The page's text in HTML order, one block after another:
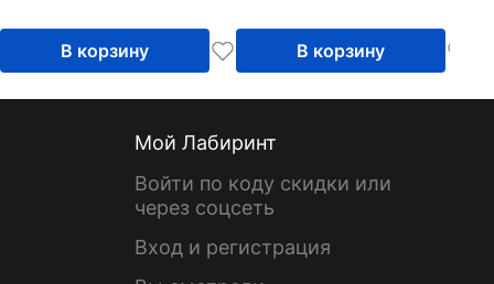
В корзину В корзину
Мой Лабиринт
Войти по коду скидки или
через соцсеть
Вход и регистрация